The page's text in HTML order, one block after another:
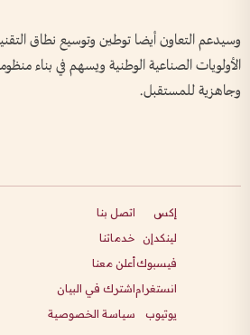
وسيدعم التعاون أيضا توطين وتوسيع نطاق
الأولويات الصناعية الوطنية ويسهم في بناء
وجاهزية للمستقبل.
إكس
لينكدإن
فيسبوك
انستغرام
يوتيوب
اتصل بنا
خدماتنا
أعلن معنا
اشترك في البيان
سياسة الخصوصية